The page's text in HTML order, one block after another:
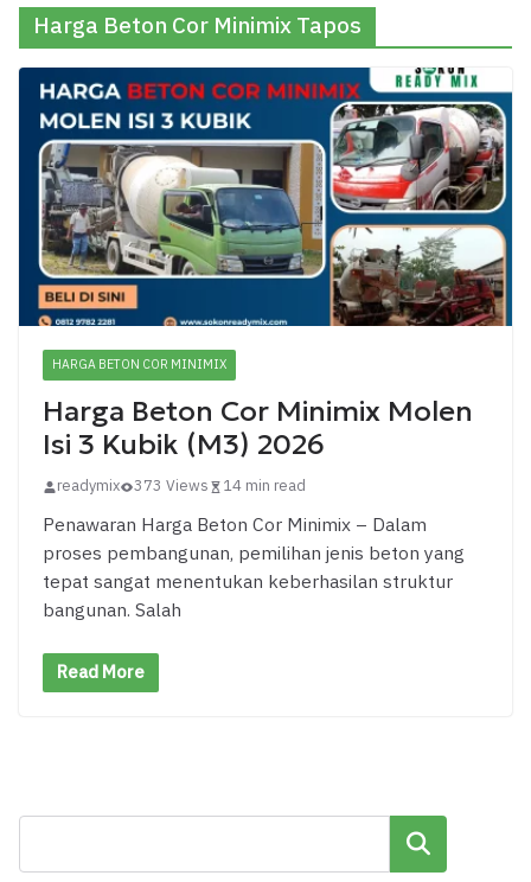
Harga Beton Cor Minimix Tapos
HARGA BETON COR MINIMIX
Harga Beton Cor Minimix Molen
Isi 3 Kubik (M3) 2026
readymix 373 Views 14 min read
Penawaran Harga Beton Cor Minimix – Dalam
proses pembangunan, pemilihan jenis beton yang
tepat sangat menentukan keberhasilan struktur
bangunan. Salah
Read More
Cari